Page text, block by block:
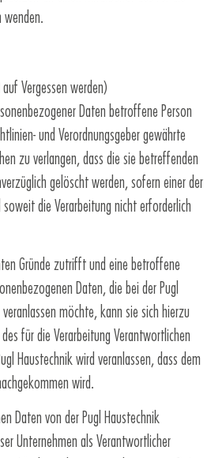
wenden.
Vergessen werden)
Daten betroffene Person
und Verordnungsgeber gewährte
zu verlangen, dass die sie betreffenden
gelöscht werden, sofern einer der
die Verarbeitung nicht erforderlich
Gründe zutrifft und eine betroffene
Daten, die bei der Pugl
möchte, kann sie sich hierzu
für die Verarbeitung Verantwortlichen
Haustechnik wird veranlassen, dass dem
wird.
Daten von der Pugl Haustechnik
Unternehmen als Verantwortlicher